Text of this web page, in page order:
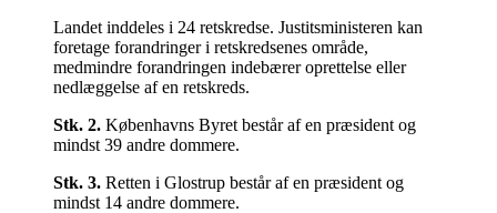
Landet inddeles i 24 retskredse. Justitsministeren kan
foretage forandringer i retskredsenes område,
medmindre forandringen indebærer oprettelse eller
nedlæggelse af en retskreds.
Stk. 2. Københavns Byret består af en præsident og
mindst 39 andre dommere.
Stk. 3. Retten i Glostrup består af en præsident og
mindst 14 andre dommere.